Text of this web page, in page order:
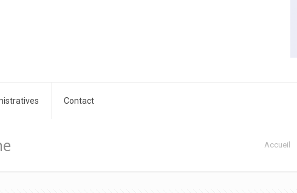
Contact
Accueil